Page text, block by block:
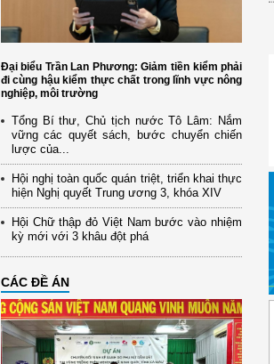
Đại biểu Trần Lan Phương: Giảm tiền kiểm phải
đi cùng hậu kiểm thực chất trong lĩnh vực nông
nghiệp, môi trường
Tổng Bí thư, Chủ tịch nước Tô Lâm: Nắm
vững các quyết sách, bước chuyển chiến
lược của...
Hội nghị toàn quốc quán triệt, triển khai thực
hiện Nghị quyết Trung ương 3, khóa XIV
Hội Chữ thập đỏ Việt Nam bước vào nhiệm
kỳ mới với 3 khâu đột phá
CÁC ĐỀ ÁN